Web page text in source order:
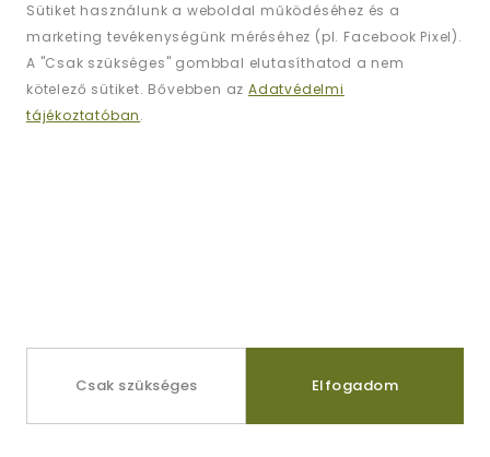
Sütiket használunk a weboldal működéséhez és a
marketing tevékenységünk méréséhez (pl. Facebook Pixel).
A "Csak szükséges" gombbal elutasíthatod a nem
kötelező sütiket. Bővebben az Adatvédelmi
tájékoztatóban.
Csak szükséges Elfogadom
Hírlevél
Iratkozzon Fel!